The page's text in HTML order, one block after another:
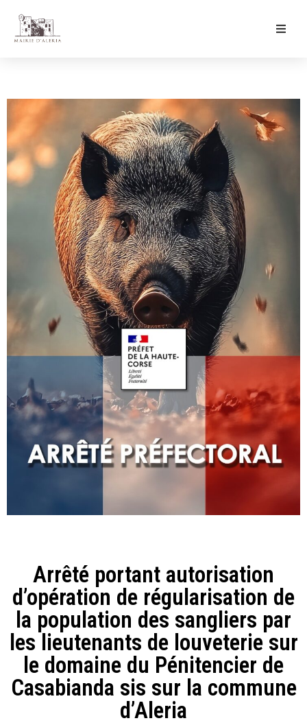
Culture & Loisirs
Mon Quotidien
Arrêté portant autorisation
d’opération de régularisation de
la population des sangliers par
les lieutenants de louveterie sur
le domaine du Pénitencier de
Casabianda sis sur la commune
d’Aleria